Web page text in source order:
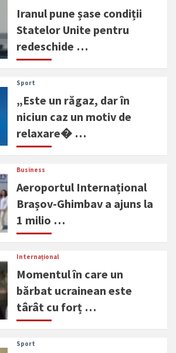
Iranul pune șase condiții
Statelor Unite pentru
redeschide …
Sport
„Este un răgaz, dar în
niciun caz un motiv de
relaxare� …
Business
Aeroportul Internațional
Brașov-Ghimbav a ajuns la
1 milio …
Internațional
Momentul în care un
bărbat ucrainean este
târât cu forț …
Sport